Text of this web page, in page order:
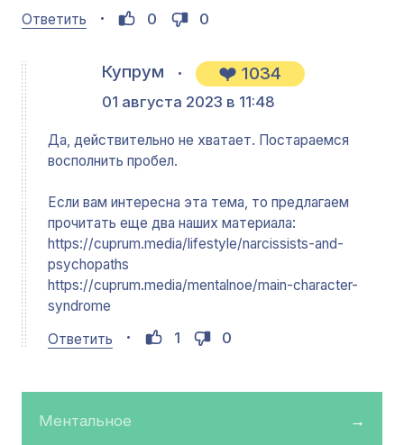
Ответить
0 0
Купрум 1034
01 августа 2023 в 11:48
Да, действительно не хватает. Постараемся
восполнить пробел.
Если вам интересна эта тема, то предлагаем
прочитать еще два наших материала:
https://cuprum.media/lifestyle/narcissists-and-
psychopaths
https://cuprum.media/mentalnoe/main-character-
syndrome
Ответить
1 0
Ментальное →